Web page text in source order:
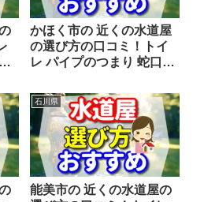
かほく市の 近くの水道屋
の選び方の口コミ！トイ
レ パイプのつまり 蛇口の
チェックすることをシェ
アします。
石川県
能美市の 近くの水道屋の